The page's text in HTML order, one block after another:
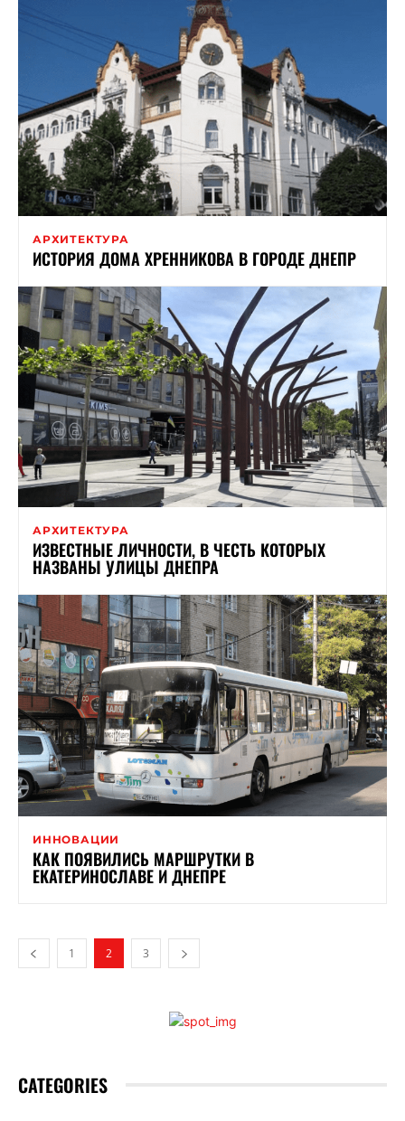
АРХИТЕКТУРА
ИСТОРИЯ ДОМА ХРЕННИКОВА В ГОРОДЕ ДНЕПР
АРХИТЕКТУРА
ИЗВЕСТНЫЕ ЛИЧНОСТИ, В ЧЕСТЬ КОТОРЫХ
НАЗВАНЫ УЛИЦЫ ДНЕПРА
ИННОВАЦИИ
КАК ПОЯВИЛИСЬ МАРШРУТКИ В
ЕКАТЕРИНОСЛАВЕ И ДНЕПРЕ
1 2 3
CATEGORIES